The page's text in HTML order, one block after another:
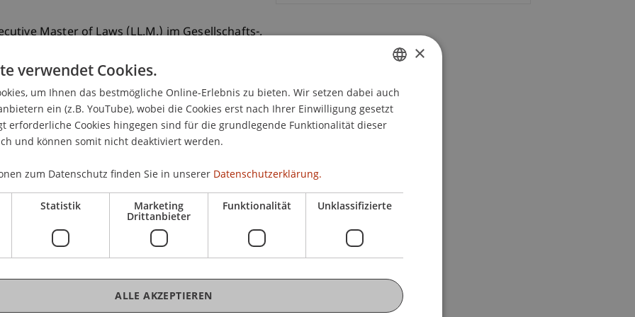
Master of Laws (LL.M.) im Gesellschafts-,
herzlich zu einem Themenabend an die
als Geschäftsleiter der FMA Liechtenstein bereit
in der Finanzmarktaufsicht"zu
des LL.M.-Programms 2010-2012. Sein
umfassen sowie aktuelle
und u.a. die 4. Geldwäsche-Richtlinie sowie das
Liechtenstein beleuchten.
den 13.06.2013
Aperitif vor dem Hörsaal Marée (H5,
Bont. Im Anschluss lassen wir den
und freuen uns auf spannende Begegnungen
GERMAN
ENGLISH
×
verwendet Cookies.
um Ihnen das bestmögliche Online-Erlebnis zu bieten. Wir setzen dabei auch
ein (z.B. YouTube), wobei die Cookies erst nach Ihrer Einwilligung gesetzt
erforderliche Cookies hingegen sind für die grundlegende Funktionalität dieser
und können somit nicht deaktiviert werden.
zum Datenschutz finden Sie in unserer Datenschutzerklärung.
Statistik Marketing
Drittanbieter
Funktionalität Unklassifizierte
ALLE AKZEPTIEREN